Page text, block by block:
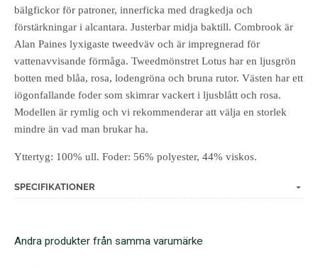
bälgfickor för patroner, innerficka med dragkedja och
förstärkningar i alcantara. Justerbar midja baktill. Combrook är
Alan Paines lyxigaste tweedväv och är impregnerad för
vattenavvisande förmåga. Tweedmönstret Lotus har en ljusgrön
botten med blåa, rosa, lodengröna och bruna rutor. Västen har ett
iögonfallande foder som skimrar vackert i ljusblått och rosa.
Modellen är rymlig och vi rekommenderar att välja en storlek
mindre än vad man brukar ha.
Yttertyg: 100% ull. Foder: 56% polyester, 44% viskos.
SPECIFIKATIONER
Andra produkter från samma varumärke